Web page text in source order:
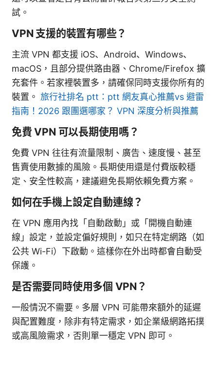
試。
VPN 支援的裝置有哪些？
主流 VPN 都支援 iOS、Android、Windows、
macOS，且部分提供路由器、Chrome/Firefox 擴
充套件。若家裡裝置多，請確保同時支援你所有的
裝置。 旅行社排名 ptt：ptt 網友真心推薦vs 避雷
指南！2026 跟團選哪家？ VPN 深度分析與推薦
免費 VPN 可以長期使用嗎？
免費 VPN 往往有流量限制、廣告、速度慢、甚至
售賣使用數據的風險。長期使用還是付費版較穩
定、安全性較高，建議避免長期依賴免費方案。
如何在手機上設定自動連線？
在 VPN 應用內找「自動啟動」或「開機自動連
線」設定，並設定偏好規則，如只在特定網路（如
公共 Wi-Fi）下啟動。這樣你在外出時都會自動受
保護。
是否需要同時使用多個 VPN？
一般情況不需要。多層 VPN 可能帶來額外的延遲
與配置難度，除非有特定需求，如企業級網路拓撲
或高風險需求，否則單一穩定 VPN 即可。